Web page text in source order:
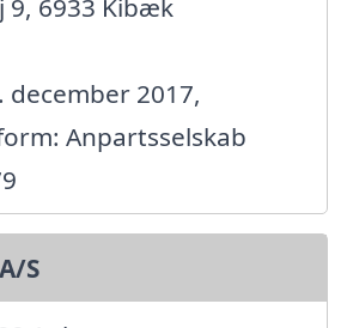
9, 6933 Kibæk
2017,
Anpartsselskab
S